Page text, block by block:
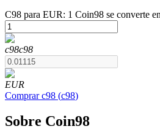
Futuros de USDT
Futuros usando USDT como
C98 para EUR: 1 Coin98 se converte
c98c98
EUR
Comprar c98 (c98)
Sobre Coin98